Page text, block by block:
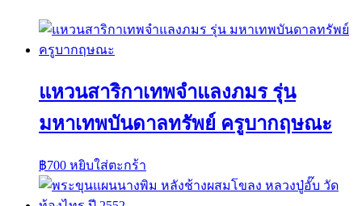
แหวนสาริกาเทพจำแลงภมร รุ่น
มหาเทพบันดาลทรัพย์ ครูบากฤษณะ
฿700 หยิบใส่ตะกร้า